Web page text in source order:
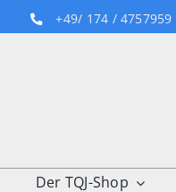
to
+49/ 174 / 4757959
Der TQJ-Shop